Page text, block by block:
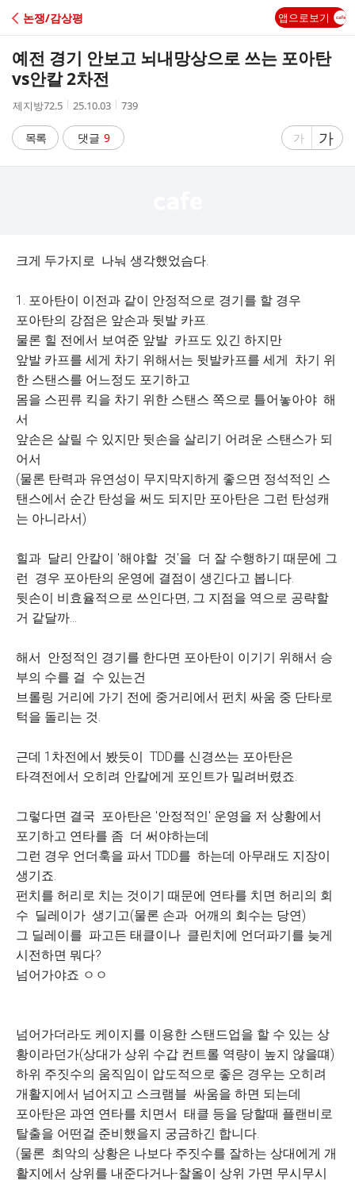
C
A
논쟁/감상평 앱으로보기
예전 경기 안보고 뇌내망상으로 쓰는 포아탄
vs안칼 2차전
작
자
제지방72.5
작
시
간
25.10.03
조
수
739
목록 댓글 9
글
가
글
자
가
크게 두가지로 나눠 생각했었슴다.
1. 포아탄이 이전과 같이 안정적으로 경기를 할 경우
포아탄의 강점은 앞손과 뒷발 카프.
물론 힐 전에서 보여준 앞발 카프도 있긴 하지만
앞발 카프를 세게 차기 위해서는 뒷발카프를 세게 차기 위
한 스탠스를 어느정도 포기하고
몸을 스핀류 킥을 차기 위한 스탠스 쪽으로 틀어놓아야 해
서
앞손은 살릴 수 있지만 뒷손을 살리기 어려운 스탠스가 되
어서
(물론 탄력과 유연성이 무지막지하게 좋으면 정석적인 스
탠스에서 순간 탄성을 써도 되지만 포아탄은 그런 탄성캐
는 아니라서)
힐과 달리 안칼이 '해야할 것'을 더 잘 수행하기 때문에 그
런 경우 포아탄의 운영에 결점이 생긴다고 봅니다.
뒷손이 비효율적으로 쓰인다면, 그 지점을 역으로 공략할
거 같달까...
해서 안정적인 경기를 한다면 포아탄이 이기기 위해서 승
부의 수를 걸 수 있는건
브롤링 거리에 가기 전에 중거리에서 펀치 싸움 중 단타로
턱을 돌리는 것.
근데 1차전에서 봤듯이 TDD를 신경쓰는 포아탄은
타격전에서 오히려 안칼에게 포인트가 밀려버렸죠.
그렇다면 결국 포아탄은 '안정적인' 운영을 저 상황에서
포기하고 연타를 좀 더 써야하는데
그런 경우 언더훅을 파서 TDD를 하는데 아무래도 지장이
생기죠.
펀치를 허리로 치는 것이기 때문에 연타를 치면 허리의 회
수 딜레이가 생기고(물론 손과 어깨의 회수는 당연)
그 딜레이를 파고든 태클이나 클린치에 언더파기를 늦게
시전하면 뭐다?
넘어가야죠 ㅇㅇ
넘어가더라도 케이지를 이용한 스탠드업을 할 수 있는 상
황이라던가(상대가 상위 수갑 컨트롤 역량이 높지 않을떄)
하위 주짓수의 움직임이 압도적으로 좋은 경우는 오히려
개활지에서 넘어지고 스크램블 싸움을 하면 되는데
포아탄은 과연 연타를 치면서 태클 등을 당할때 플랜비로
탈출을 어떤걸 준비했을지 궁금하긴 합니다.
(물론 최악의 상황은 나보다 주짓수를 잘하는 상대에게 개
활지에서 상위를 내준다거나-찰올이 상위 가면 무시무시